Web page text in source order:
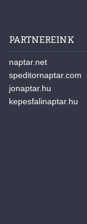
PARTNEREINK
naptar.net
speditornaptar.com
jonaptar.hu
kepesfalinaptar.hu